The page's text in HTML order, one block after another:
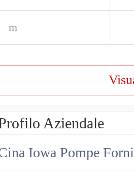
m
Aziendale
Iowa Pompe